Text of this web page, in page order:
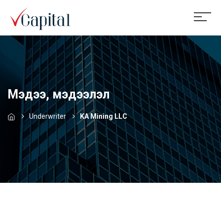
Мэдээ, мэдээлэл
Underwriter KA Mining LLC